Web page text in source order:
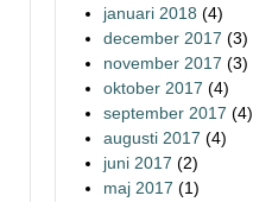
januari 2018 (4)
december 2017 (3)
november 2017 (3)
oktober 2017 (4)
september 2017 (4)
augusti 2017 (4)
juni 2017 (2)
maj 2017 (1)